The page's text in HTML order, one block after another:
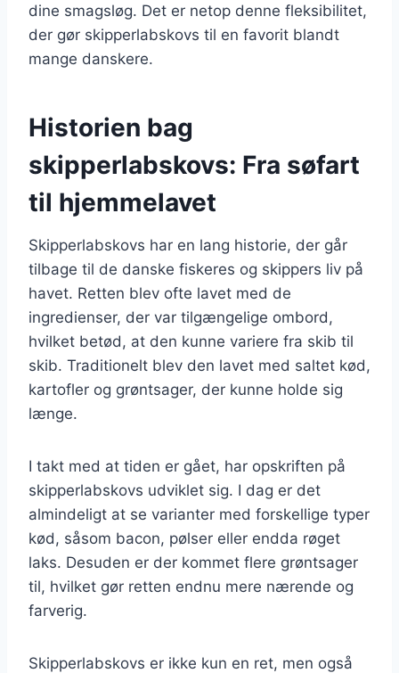
dine smagsløg. Det er netop denne fleksibilitet,
der gør skipperlabskovs til en favorit blandt
mange danskere.
Historien bag
skipperlabskovs: Fra søfart
til hjemmelavet
Skipperlabskovs har en lang historie, der går
tilbage til de danske fiskeres og skippers liv på
havet. Retten blev ofte lavet med de
ingredienser, der var tilgængelige ombord,
hvilket betød, at den kunne variere fra skib til
skib. Traditionelt blev den lavet med saltet kød,
kartofler og grøntsager, der kunne holde sig
længe.
I takt med at tiden er gået, har opskriften på
skipperlabskovs udviklet sig. I dag er det
almindeligt at se varianter med forskellige typer
kød, såsom bacon, pølser eller endda røget
laks. Desuden er der kommet flere grøntsager
til, hvilket gør retten endnu mere nærende og
farverig.
Skipperlabskovs er ikke kun en ret, men også